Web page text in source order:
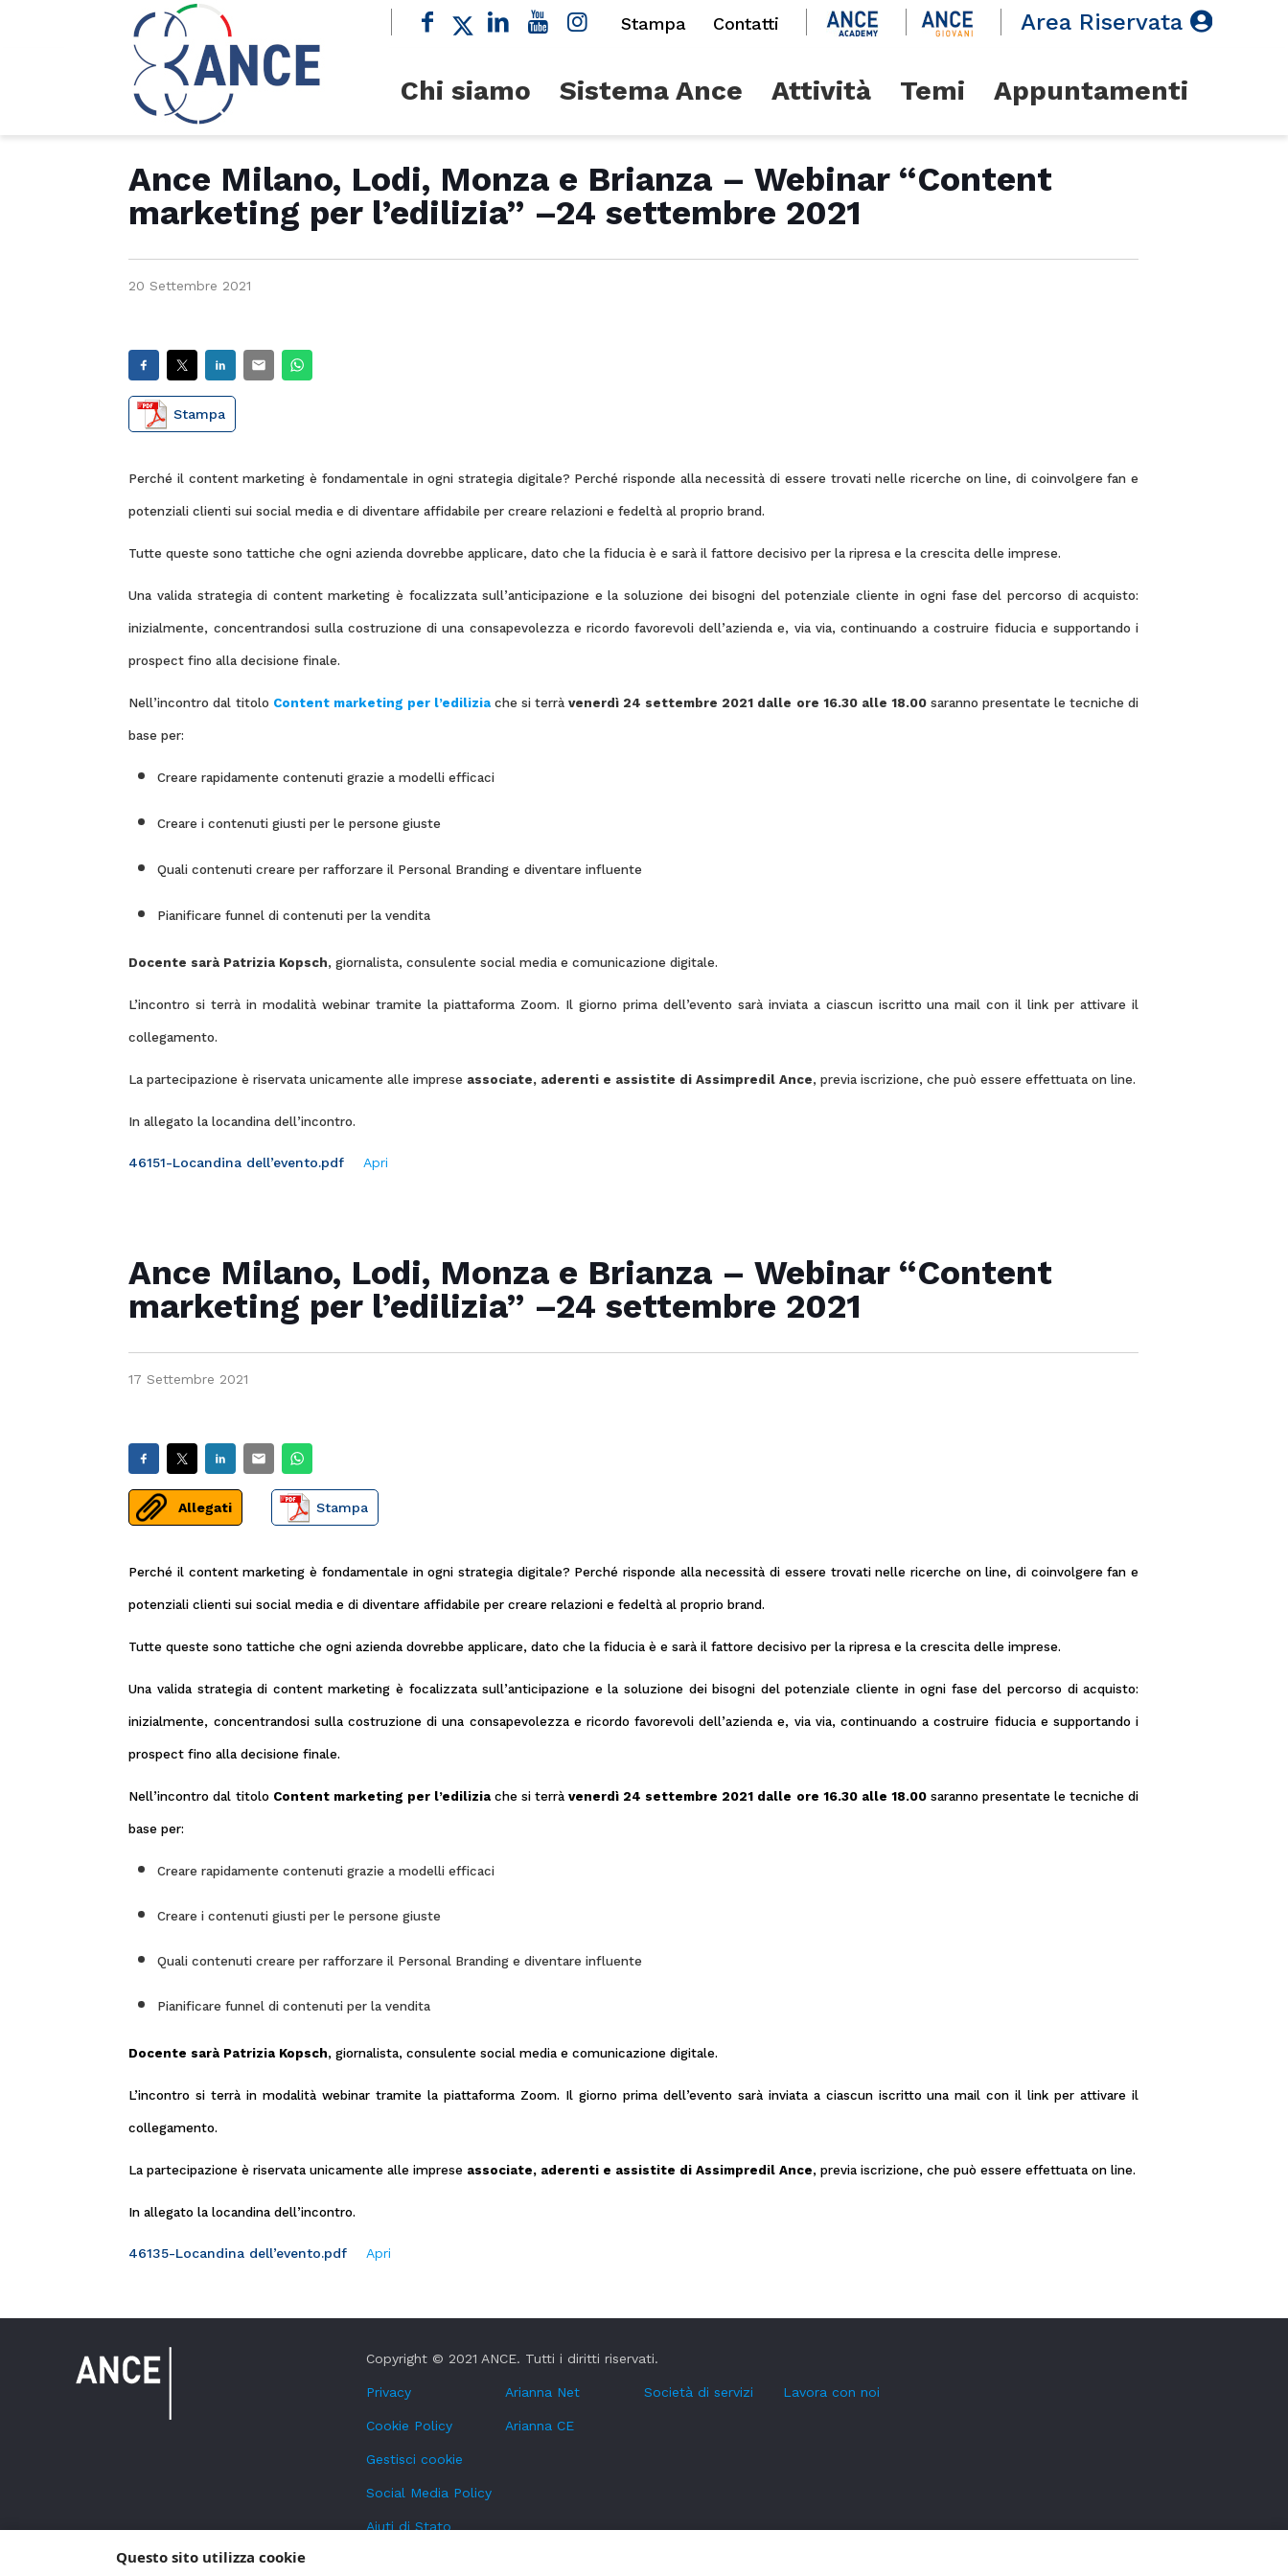
Stampa Contatti Area Riservata
Chi siamo Sistema Ance Attività Temi Appuntamenti
Ance Milano, Lodi, Monza e Brianza – Webinar “Content
marketing per l’edilizia” –24 settembre 2021
20 Settembre 2021
Stampa
Perché il content marketing è fondamentale in ogni strategia digitale? Perché risponde alla necessità di essere trovati nelle ricerche on line, di coinvolgere fan e
potenziali clienti sui social media e di diventare affidabile per creare relazioni e fedeltà al proprio brand.
Tutte queste sono tattiche che ogni azienda dovrebbe applicare, dato che la fiducia è e sarà il fattore decisivo per la ripresa e la crescita delle imprese.
Una valida strategia di content marketing è focalizzata sull’anticipazione e la soluzione dei bisogni del potenziale cliente in ogni fase del percorso di acquisto:
inizialmente, concentrandosi sulla costruzione di una consapevolezza e ricordo favorevoli dell’azienda e, via via, continuando a costruire fiducia e supportando i
prospect fino alla decisione finale.
Nell’incontro dal titolo Content marketing per l’edilizia che si terràvenerdì 24 settembre 2021 dalle ore 16.30 alle 18.00 saranno presentate le tecniche di
base per:
Creare rapidamente contenuti grazie a modelli efficaci
Creare i contenuti giusti per le persone giuste
Quali contenuti creare per rafforzare il Personal Branding e diventare influente
Pianificare funnel di contenuti per la vendita
Docente sarà Patrizia Kopsch, giornalista, consulente social media e comunicazione digitale.
L’incontro si terrà in modalità webinar tramite la piattaforma Zoom. Il giorno prima dell’evento sarà inviata a ciascun iscritto una mail con il link per attivare il
collegamento.
La partecipazione è riservata unicamente alle imprese associate, aderenti e assistite di Assimpredil Ance, previa iscrizione, che può essere effettuata on line.
In allegato la locandina dell’incontro.
46151-Locandina dell’evento.pdf Apri
Ance Milano, Lodi, Monza e Brianza – Webinar “Content
marketing per l’edilizia” –24 settembre 2021
17 Settembre 2021
Allegati Stampa
Perché il content marketing è fondamentale in ogni strategia digitale? Perché risponde alla necessità di essere trovati nelle ricerche on line, di coinvolgere fan e
potenziali clienti sui social media e di diventare affidabile per creare relazioni e fedeltà al proprio brand.
Tutte queste sono tattiche che ogni azienda dovrebbe applicare, dato che la fiducia è e sarà il fattore decisivo per la ripresa e la crescita delle imprese.
Una valida strategia di content marketing è focalizzata sull’anticipazione e la soluzione dei bisogni del potenziale cliente in ogni fase del percorso di acquisto:
inizialmente, concentrandosi sulla costruzione di una consapevolezza e ricordo favorevoli dell’azienda e, via via, continuando a costruire fiducia e supportando i
prospect fino alla decisione finale.
Nell’incontro dal titolo Content marketing per l’edilizia che si terràvenerdì 24 settembre 2021 dalle ore 16.30 alle 18.00 saranno presentate le tecniche di
base per:
Creare rapidamente contenuti grazie a modelli efficaci
Creare i contenuti giusti per le persone giuste
Quali contenuti creare per rafforzare il Personal Branding e diventare influente
Pianificare funnel di contenuti per la vendita
Docente sarà Patrizia Kopsch, giornalista, consulente social media e comunicazione digitale.
L’incontro si terrà in modalità webinar tramite la piattaforma Zoom. Il giorno prima dell’evento sarà inviata a ciascun iscritto una mail con il link per attivare il
collegamento.
La partecipazione è riservata unicamente alle imprese associate, aderenti e assistite di Assimpredil Ance, previa iscrizione, che può essere effettuata on line.
In allegato la locandina dell’incontro.
46135-Locandina dell’evento.pdf Apri
Copyright © 2021 ANCE. Tutti i diritti riservati.
Privacy Arianna Net Società di servizi Lavora con noi
Cookie Policy Arianna CE
Gestisci cookie
Social Media Policy
Aiuti di Stato
Questo sito utilizza cookie